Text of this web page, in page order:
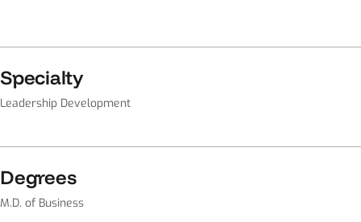
Specialty
Leadership Development
Degrees
M.D. of Business